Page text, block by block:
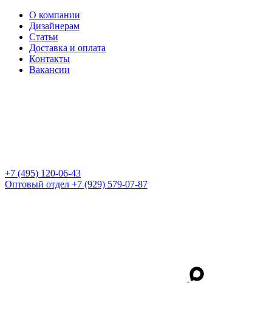
О компании
Дизайнерам
Статьи
Доставка и оплата
Контакты
Вакансии
+7 (495) 120-06-43
Оптовый отдел +7 (929) 579-07-87